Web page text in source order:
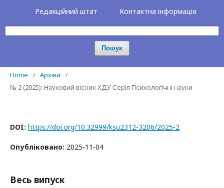
Редакційний штат
Контактна інформація
Пошук
Home / Архіви
/
№ 2 (2025): Науковий вісник ХДУ Серія Психологічні науки
DOI: https://doi.org/10.32999/ksu2312-3206/2025-2
Опубліковано: 2025-11-04
Весь випуск